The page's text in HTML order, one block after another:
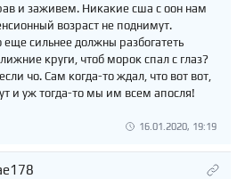
и заживем. Никакие сша с оон нам
возраст не поднимут.
еще сильнее должны разбогатеть
круги, чтоб морок спал с глаз?
чо. Сам когда-то ждал, что вот вот,
и уж тогда-то мы им всем апосля!
16.01.2020, 19:19